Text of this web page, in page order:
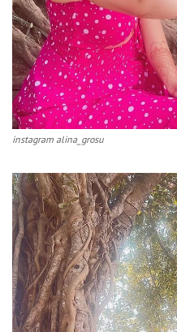
instagram alina_grosu